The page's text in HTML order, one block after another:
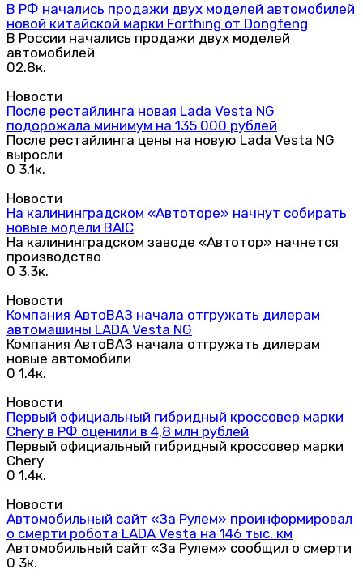
В РФ начались продажи двух моделей автомобилей
новой китайской марки Forthing от Dongfeng
В России начались продажи двух моделей
автомобилей
02.8к.
Новости
После рестайлинга новая Lada Vesta NG
подорожала минимум на 135 000 рублей
После рестайлинга цены на новую Lada Vesta NG
выросли
0 3.1к.
Новости
На калининградском «Автоторе» начнут собирать
новые модели BAIC
На калининградском заводе «Автотор» начнется
производство
0 3.3к.
Новости
Компания АвтоВАЗ начала отгружать дилерам
автомашины LADA Vesta NG
Компания АвтоВАЗ начала отгружать дилерам
новые автомобили
0 1.4к.
Новости
Первый официальный гибридный кроссовер марки
Chery в РФ оценили в 4,8 млн рублей
Первый официальный гибридный кроссовер марки
Chery
0 1.4к.
Новости
Автомобильный сайт «За Рулем» проинформировал
о смерти робота LADA Vesta на 146 тыс. км
Автомобильный сайт «За Рулем» сообщил о смерти
0 3к.